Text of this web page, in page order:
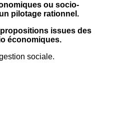
ou socio-
pilotage rationnel.
issues des
économiques.
sociale.